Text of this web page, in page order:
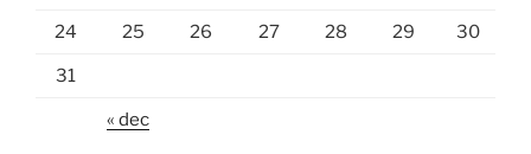
24 25 26 27 28 29 30
31
« dec